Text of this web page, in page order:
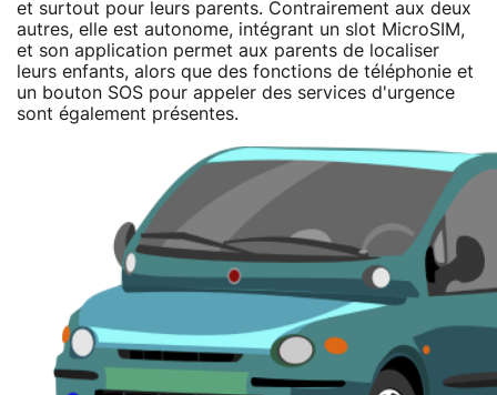
et surtout pour leurs parents. Contrairement aux deux
autres, elle est autonome, intégrant un slot MicroSIM,
et son application permet aux parents de localiser
leurs enfants, alors que des fonctions de téléphonie et
un bouton SOS pour appeler des services d'urgence
sont également présentes.